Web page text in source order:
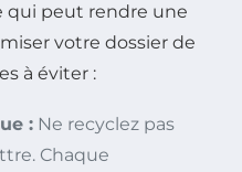
qui peut rendre une
votre dossier de
à éviter :
: Ne recyclez pas
Chaque